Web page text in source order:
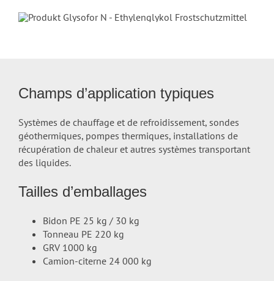
Champs d’application typiques
Systèmes de chauffage et de refroidissement, sondes
géothermiques, pompes thermiques, installations de
récupération de chaleur et autres systèmes transportant
des liquides.
Tailles d’emballages
Bidon PE 25 kg / 30 kg
Tonneau PE 220 kg
GRV 1000 kg
Camion-citerne 24 000 kg